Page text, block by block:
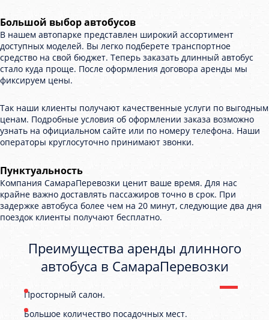
Большой выбор автобусов
В нашем автопарке представлен широкий ассортимент
доступных моделей. Вы легко подберете транспортное
средство на свой бюджет. Теперь заказать длинный автобус
стало куда проще. После оформления договора аренды мы
фиксируем цены.
Так наши клиенты получают качественные услуги по выгодным
ценам. Подробные условия об оформлении заказа возможно
узнать на официальном сайте или по номеру телефона. Наши
операторы круглосуточно принимают звонки.
Пунктуальность
Компания СамараПеревозки ценит ваше время. Для нас
крайне важно доставлять пассажиров точно в срок. При
задержке автобуса более чем на 20 минут, следующие два дня
поездок клиенты получают бесплатно.
Преимущества аренды длинного
автобуса в СамараПеревозки
Просторный салон.
Большое количество посадочных мест.